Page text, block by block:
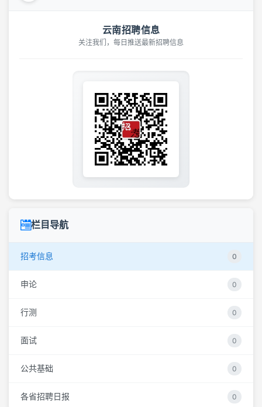
云南招聘信息
关注我们，每日推送最新招聘信息
栏目导航
招考信息 0
申论 0
行测 0
面试 0
公共基础 0
各省招聘日报 0